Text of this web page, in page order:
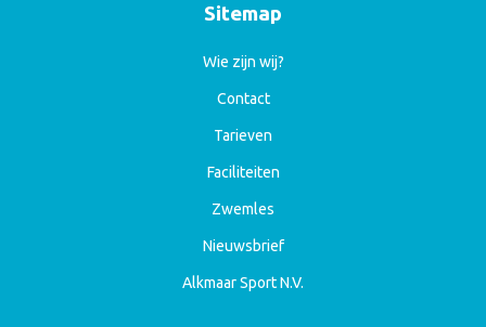
Sitemap
Wie zijn wij?
Contact
Tarieven
Faciliteiten
Zwemles
Nieuwsbrief
Alkmaar Sport N.V.